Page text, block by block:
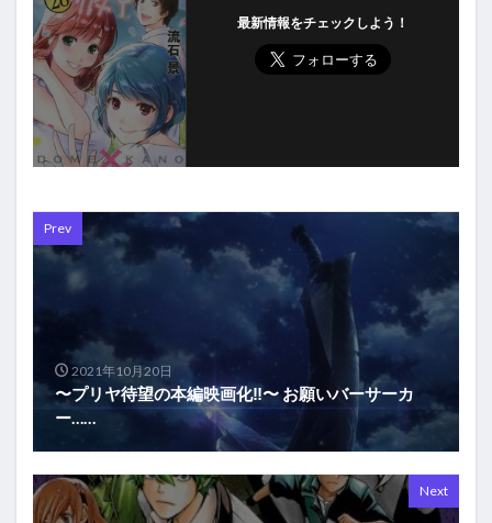
最新情報をチェックしよう！
Prev
2021年10月20日
〜プリヤ待望の本編映画化‼︎〜 お願いバーサーカ
ー……
Next